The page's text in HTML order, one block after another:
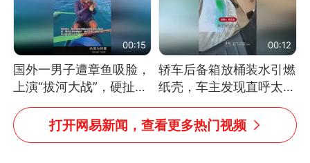
00:15
国外一男子遭章鱼吸脸，
上演“拔河大战”，硬扯加
铁棒敲打方才挣脱
00:12
轿车后备箱放桶装水引燃
纸壳，车主发现直呼太危
险，“拍出来让大家都避
免这个危险”
打开网易新闻，查看更多热门视频